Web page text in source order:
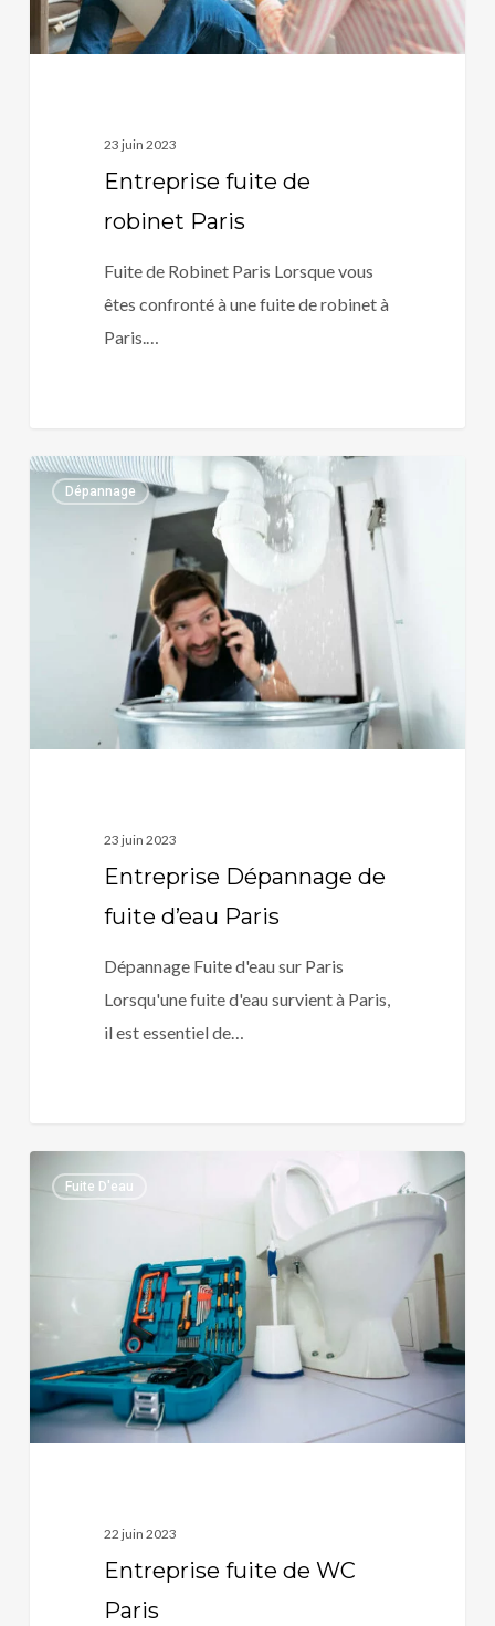
23 juin 2023
Entreprise fuite de
robinet Paris
Fuite de Robinet Paris Lorsque vous
êtes confronté à une fuite de robinet à
Paris.…
Entreprise
Dépannage
Dépannage
23 juin 2023
Entreprise Dépannage de
fuite d’eau Paris
Dépannage Fuite d'eau sur Paris
Lorsqu'une fuite d'eau survient à Paris,
il est essentiel de…
0
fuite
Fuite D'eau
22 juin 2023
Entreprise fuite de WC
Paris
0